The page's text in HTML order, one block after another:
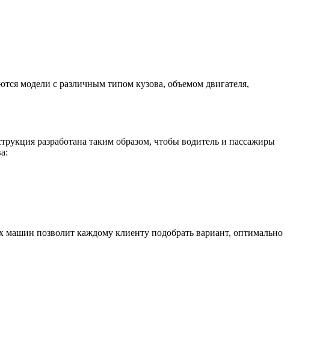
модели с различным типом кузова, объемом двигателя,
разработана таким образом, чтобы водитель и пассажиры
позволит каждому клиенту подобрать вариант, оптимально